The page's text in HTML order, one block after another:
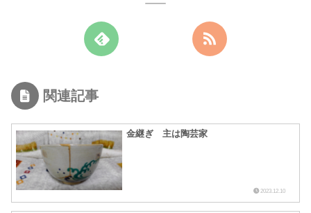
関連記事
金継ぎ 主は陶芸家
2023.12.10